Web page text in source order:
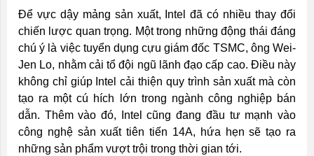
Để vực dậy mảng sản xuất, Intel đã có nhiều thay đổi
chiến lược quan trọng. Một trong những động thái đáng
chú ý là việc tuyển dụng cựu giám đốc TSMC, ông Wei-
Jen Lo, nhằm cải tổ đội ngũ lãnh đạo cấp cao. Điều này
không chỉ giúp Intel cải thiện quy trình sản xuất mà còn
tạo ra một cú hích lớn trong ngành công nghiệp bán
dẫn. Thêm vào đó, Intel cũng đang đầu tư mạnh vào
công nghệ sản xuất tiên tiến 14A, hứa hẹn sẽ tạo ra
những sản phẩm vượt trội trong thời gian tới.